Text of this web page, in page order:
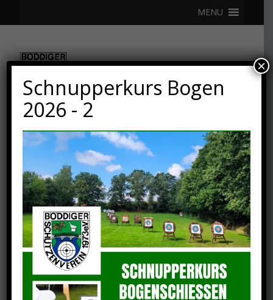
MENU
15. JUNI 2023
2. European Youth Cup in
Sion
Vom 5.-10. Juni 2023 fand der 2. European
Youth Cup des Jahres in Sion (Schweiz) statt
Schnupperkurs Bogen
2026 - 2
×